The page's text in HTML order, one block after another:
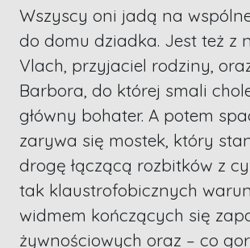
Wszyscy oni jadą na
do domu dziadka. Jest też z
Vlach, przyjaciel rodziny,
Barbora, do której smali
główny bohater. A potem
zarywa się mostek, który
drogę łączącą rozbitków z
tak klaustrofobicznych
widmem kończących się
żywnościowych oraz – co